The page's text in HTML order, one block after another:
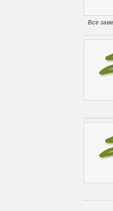
Все